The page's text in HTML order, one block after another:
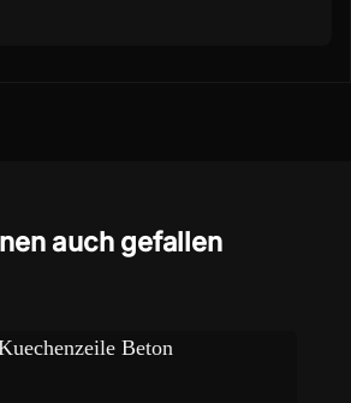
auch gefallen